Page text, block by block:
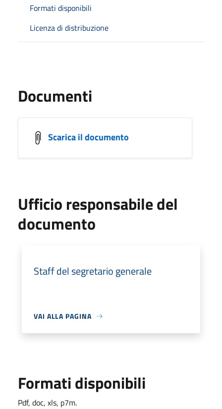
Formati disponibili
Licenza di distribuzione
Documenti
Scarica il documento
Ufficio responsabile del
documento
Staff del segretario generale
VAI ALLA PAGINA
Formati disponibili
Pdf, doc, xls, p7m.